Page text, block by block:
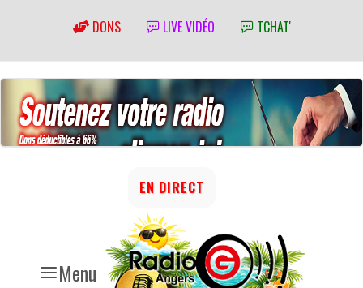
DONS LIVE VIDÉO TCHAT'
Menu
EN DIRECT